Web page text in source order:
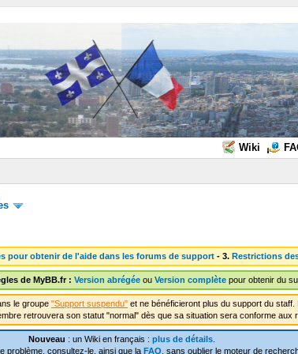
Wiki
pour obtenir de l'aide dans les forums de support - 3. Restrictions
de MyBB.fr : Version abrégéeou Version complètepour obtenir du
le groupe "Support suspendu" et ne bénéficieront plus du support du
retrouvera son statut "normal" dès que sa situation sera conforme aux
Nouveau : un Wiki en français : plus de détails.
problème, consultez-le, ainsi que la FAQ , sans oublier le moteur de